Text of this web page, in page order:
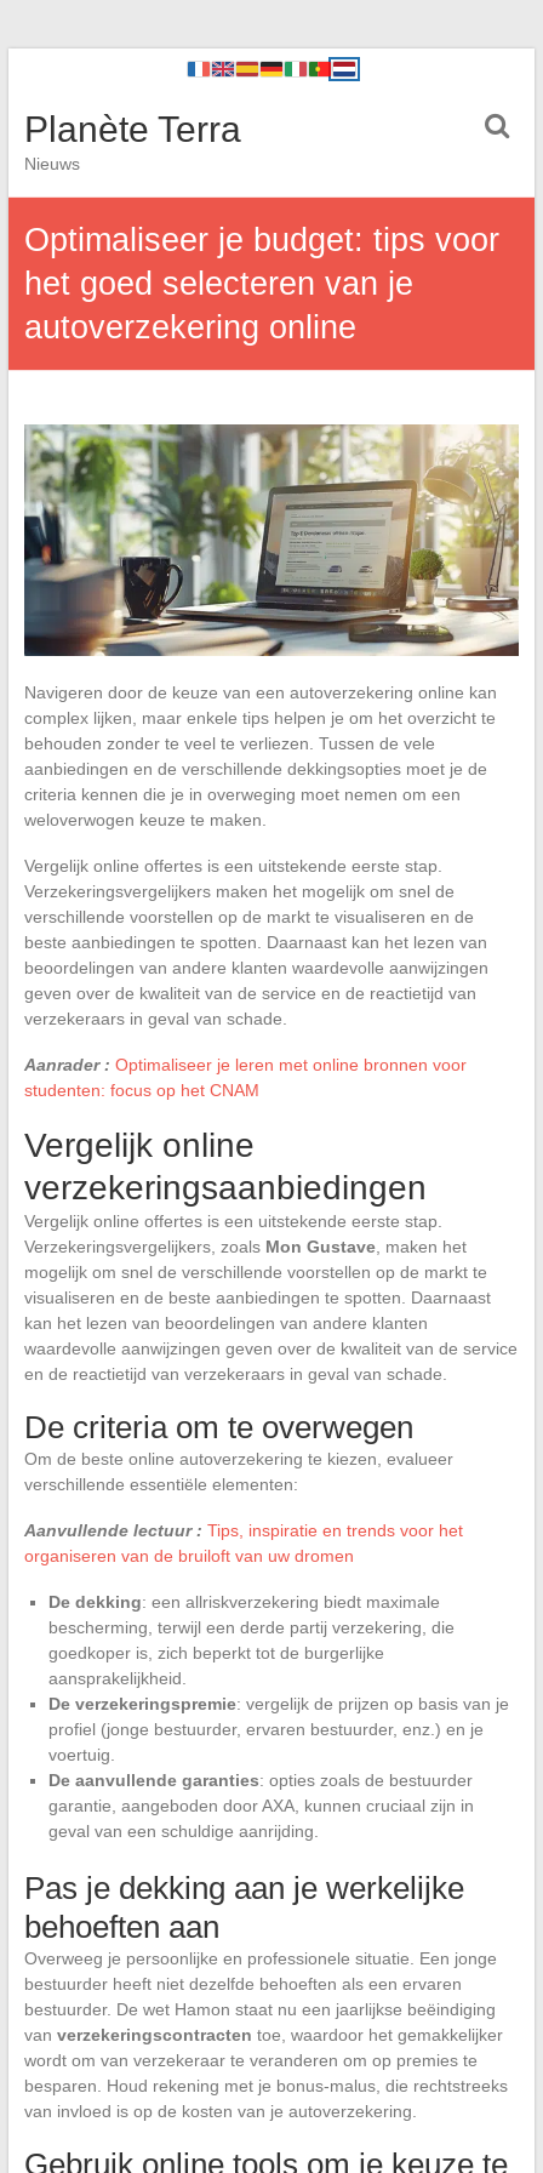
Planète Terra
Nieuws
Optimaliseer je budget: tips voor
het goed selecteren van je
autoverzekering online
Navigeren door de keuze van een autoverzekering online kan
complex lijken, maar enkele tips helpen je om het overzicht te
behouden zonder te veel te verliezen. Tussen de vele
aanbiedingen en de verschillende dekkingsopties moet je de
criteria kennen die je in overweging moet nemen om een
weloverwogen keuze te maken.
Vergelijk online offertes is een uitstekende eerste stap.
Verzekeringsvergelijkers maken het mogelijk om snel de
verschillende voorstellen op de markt te visualiseren en de
beste aanbiedingen te spotten. Daarnaast kan het lezen van
beoordelingen van andere klanten waardevolle aanwijzingen
geven over de kwaliteit van de service en de reactietijd van
verzekeraars in geval van schade.
Aanrader : Optimaliseer je leren met online bronnen voor
studenten: focus op het CNAM
Vergelijk online
verzekeringsaanbiedingen
Vergelijk online offertes is een uitstekende eerste stap.
Verzekeringsvergelijkers, zoals Mon Gustave, maken het
mogelijk om snel de verschillende voorstellen op de markt te
visualiseren en de beste aanbiedingen te spotten. Daarnaast
kan het lezen van beoordelingen van andere klanten
waardevolle aanwijzingen geven over de kwaliteit van de service
en de reactietijd van verzekeraars in geval van schade.
De criteria om te overwegen
Om de beste online autoverzekering te kiezen, evalueer
verschillende essentiële elementen:
Aanvullende lectuur : Tips, inspiratie en trends voor het
organiseren van de bruiloft van uw dromen
De dekking: een allriskverzekering biedt maximale
bescherming, terwijl een derde partij verzekering, die
goedkoper is, zich beperkt tot de burgerlijke
aansprakelijkheid.
De verzekeringspremie: vergelijk de prijzen op basis van je
profiel (jonge bestuurder, ervaren bestuurder, enz.) en je
voertuig.
De aanvullende garanties: opties zoals de bestuurder
garantie, aangeboden door AXA, kunnen cruciaal zijn in
geval van een schuldige aanrijding.
Pas je dekking aan je werkelijke
behoeften aan
Overweeg je persoonlijke en professionele situatie. Een jonge
bestuurder heeft niet dezelfde behoeften als een ervaren
bestuurder. De wet Hamon staat nu een jaarlijkse beëindiging
van verzekeringscontracten toe, waardoor het gemakkelijker
wordt om van verzekeraar te veranderen om op premies te
besparen. Houd rekening met je bonus-malus, die rechtstreeks
van invloed is op de kosten van je autoverzekering.
Gebruik online tools om je keuze te